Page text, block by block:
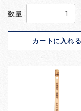
数量
カートに入れる